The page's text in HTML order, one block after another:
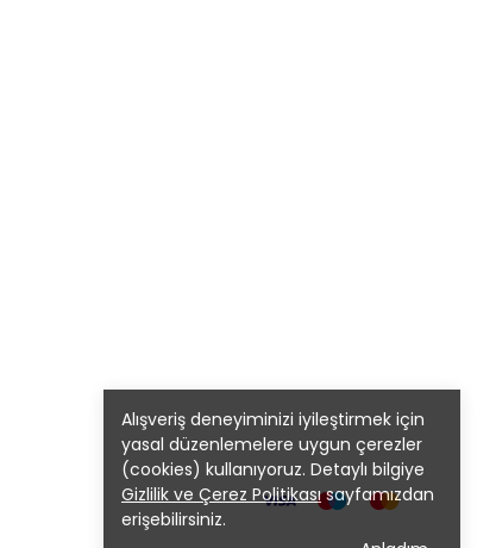
Alışveriş deneyiminizi iyileştirmek için
yasal düzenlemelere uygun çerezler
(cookies) kullanıyoruz. Detaylı bilgiye
Gizlilik ve Çerez Politikasısayfamızdan
erişebilirsiniz.